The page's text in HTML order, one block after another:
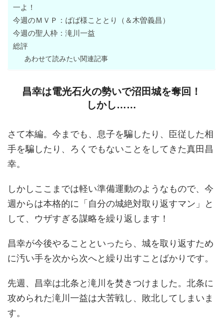
一よ！
今週のＭＶＰ：ばば様こととり（＆木曽義昌）
今週の聖人枠：滝川一益
総評
あわせて読みたい関連記事
昌幸は電光石火の勢いで沼田城を奪回！
しかし……
さて本編。今までも、息子を騙したり、臣従した相
手を騙したり、ろくでもないことをしてきた真田昌
幸。
しかしここまでは軽い準備運動のようなもので、今
週からは本格的に「自分の城絶対取り返すマン」と
して、ウザすぎる謀略を繰り返します！
昌幸が今後やることといったら、城を取り返すため
に汚い手を次から次へと繰り出すことばかりです。
先週、昌幸は北条と滝川を焚きつけました。北条に
攻められた滝川一益は大苦戦し、敗北してしまいま
す。